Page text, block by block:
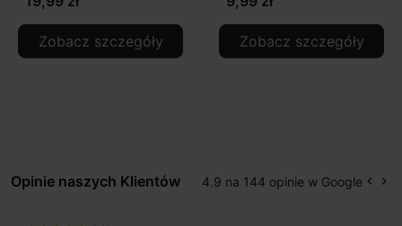
Zobacz szczegóły Zobacz szczegóły
Opinie naszych Klientów 4.9 na 144 opinie w Google keyboard_arrow_left keyboard_arrow_right